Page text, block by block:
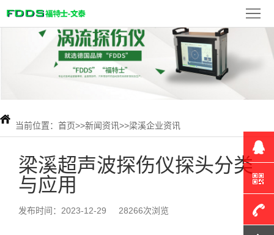
首
品
展
新
闻
检 当前位置： 首页>>新闻资讯>>梁溪企业资讯
梁溪超声波探伤仪探头分类
与应用
发布时间：2023-12-29 28266次浏览